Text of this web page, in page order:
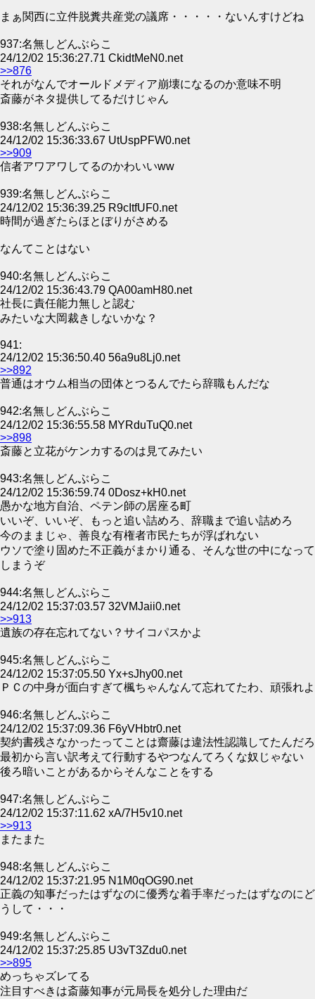
まぁ関西に立件脱糞共産党の議席・・・・・ないんすけどね
937:名無しどんぶらこ
24/12/02 15:36:27.71 CkidtMeN0.net
>>876
それがなんでオールドメディア崩壊になるのか意味不明
斎藤がネタ提供してるだけじゃん
938:名無しどんぶらこ
24/12/02 15:36:33.67 UtUspPFW0.net
>>909
信者アワアワしてるのかわいいww
939:名無しどんぶらこ
24/12/02 15:36:39.25 R9cItfUF0.net
時間が過ぎたらほとぼりがさめる
なんてことはない
940:名無しどんぶらこ
24/12/02 15:36:43.79 QA00amH80.net
社長に責任能力無しと認む
みたいな大岡裁きしないかな？
941:
24/12/02 15:36:50.40 56a9u8Lj0.net
>>892
普通はオウム相当の団体とつるんでたら辞職もんだな
942:名無しどんぶらこ
24/12/02 15:36:55.58 MYRduTuQ0.net
>>898
斎藤と立花がケンカするのは見てみたい
943:名無しどんぶらこ
24/12/02 15:36:59.74 0Dosz+kH0.net
愚かな地方自治、ペテン師の居座る町
いいぞ、いいぞ、もっと追い詰めろ、辞職まで追い詰めろ
今のままじゃ、善良な有権者市民たちが浮ばれない
ウソで塗り固めた不正義がまかり通る、そんな世の中になって
しまうぞ
944:名無しどんぶらこ
24/12/02 15:37:03.57 32VMJaii0.net
>>913
遺族の存在忘れてない？サイコパスかよ
945:名無しどんぶらこ
24/12/02 15:37:05.50 Yx+sJhy00.net
ＰＣの中身が面白すぎて楓ちゃんなんて忘れてたわ、頑張れよ
946:名無しどんぶらこ
24/12/02 15:37:09.36 F6yVHbtr0.net
契約書残さなかったってことは齋藤は違法性認識してたんだろ
最初から言い訳考えて行動するやつなんてろくな奴じゃない
後ろ暗いことがあるからそんなことをする
947:名無しどんぶらこ
24/12/02 15:37:11.62 xA/7H5v10.net
>>913
またまた
948:名無しどんぶらこ
24/12/02 15:37:21.95 N1M0qOG90.net
正義の知事だったはずなのに優秀な着手率だったはずなのにど
うして・・・
949:名無しどんぶらこ
24/12/02 15:37:25.85 U3vT3Zdu0.net
>>895
めっちゃズレてる
注目すべきは斎藤知事が元局長を処分した理由だ